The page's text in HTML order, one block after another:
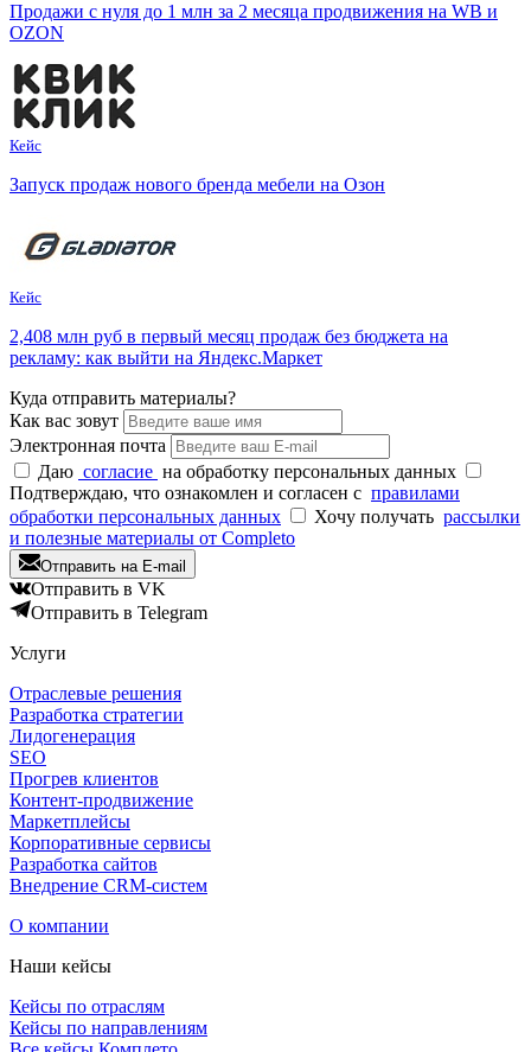
Продажи с нуля до 1 млн за 2 месяца продвижения на WB и
OZON
Кейс
Запуск продаж нового бренда мебели на Озон
Кейс
2,408 млн руб в первый месяц продаж без бюджета на
рекламу: как выйти на Яндекс.Маркет
Куда отправить материалы?
Как вас зовут
Электронная почта
Даю согласие на обработку персональных данных
Подтверждаю, что ознакомлен и согласен с правилами
обработки персональных данных
Хочу получать рассылки
и полезные материалы от Completo
Отправить на E-mail
Отправить в VK
Отправить в Telegram
Услуги
Отраслевые решения
Разработка стратегии
Лидогенерация
SEO
Прогрев клиентов
Контент-продвижение
Маркетплейсы
Корпоративные сервисы
Разработка сайтов
Внедрение CRM-систем
О компании
Наши кейсы
Кейсы по отраслям
Кейсы по направлениям